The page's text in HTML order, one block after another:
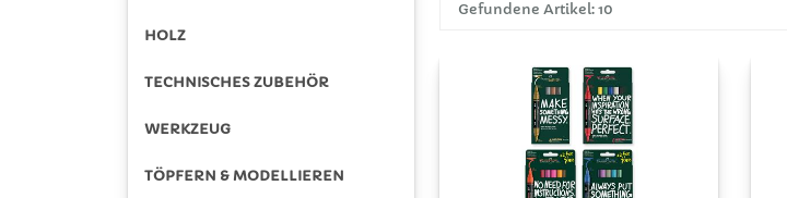
HOLZ
TECHNISCHES ZUBEHÖR
WERKZEUG
TÖPFERN & MODELLIEREN
Gefundene Artikel: 10